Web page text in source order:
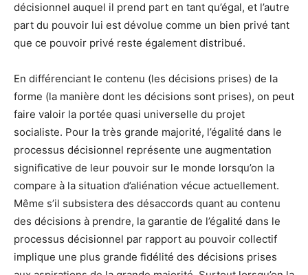
décisionnel auquel il prend part en tant qu’égal, et l’autre
part du pouvoir lui est dévolue comme un bien privé tant
que ce pouvoir privé reste également distribué.
En différenciant le contenu (les décisions prises) de la
forme (la manière dont les décisions sont prises), on peut
faire valoir la portée quasi universelle du projet
socialiste. Pour la très grande majorité, l’égalité dans le
processus décisionnel représente une augmentation
significative de leur pouvoir sur le monde lorsqu’on la
compare à la situation d’aliénation vécue actuellement.
Même s’il subsistera des désaccords quant au contenu
des décisions à prendre, la garantie de l’égalité dans le
processus décisionnel par rapport au pouvoir collectif
implique une plus grande fidélité des décisions prises